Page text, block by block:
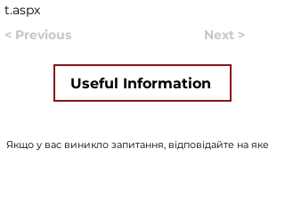
t.aspx
< Previous
Next >
Useful Information
Якщо у вас виникло запитання, відповідайте на яке